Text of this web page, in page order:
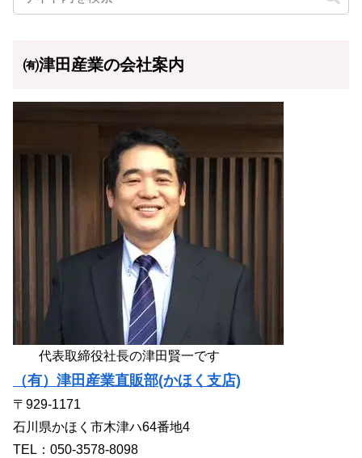
㈲津田産業の会社案内
代表取締役社長の津田賢一です
（有）津田産業直販部(かほく支店)
〒929-1171
石川県かほく市木津ハ64番地4
TEL：050-3578-8098